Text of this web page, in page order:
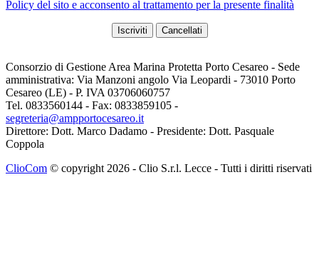
Policy del sito e acconsento al trattamento per la presente finalità
Consorzio di Gestione Area Marina Protetta Porto Cesareo - Sede
amministrativa: Via Manzoni angolo Via Leopardi - 73010 Porto
Cesareo (LE) - P. IVA 03706060757
Tel. 0833560144 - Fax: 0833859105 -
segreteria@ampportocesareo.it
Direttore: Dott. Marco Dadamo - Presidente: Dott. Pasquale
Coppola
ClioCom © copyright 2026 - Clio S.r.l. Lecce - Tutti i diritti riservati